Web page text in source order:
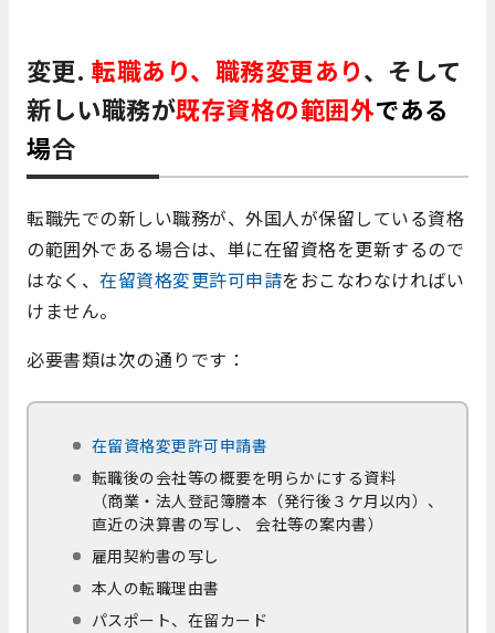
変更. 転職あり、職務変更あり、そして
新しい職務が既存資格の範囲外である
場合
転職先での新しい職務が、外国人が保留している資格
の範囲外である場合は、単に在留資格を更新するので
はなく、 在留資格変更許可申請をおこなわなければい
けません。
必要書類は次の通りです：
在留資格変更許可申請書
転職後の会社等の概要を明らかにする資料
（商業・法人登記簿謄本（発行後３ケ月以内）、
直近の決算書の写し、 会社等の案内書）
雇用契約書の写し
本人の転職理由書
パスポート、在留カード